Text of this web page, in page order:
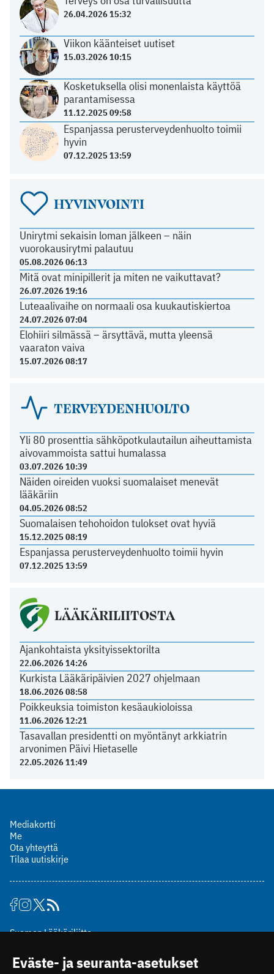
26.04.2026 15:32
Viikon käänteiset uutiset
15.03.2026 10:15
Kosketuksella olisi monenlaista käyttöä
parantamisessa
11.12.2025 09:58
Espanjassa perusterveydenhuolto toimii
hyvin
07.12.2025 13:59
HYVINVOINTI
Unirytmi sekaisin loman jälkeen – näin
vuorokausirytmi palautuu
05.08.2026 06:13
Mitä ovat minipillerit ja miten ne vaikuttavat?
26.07.2026 19:16
Luteaalivaihe on normaali osa kuukautiskiertoa
24.07.2026 07:04
Elohiiri silmässä – ärsyttävä, mutta yleensä
vaaraton vaiva
15.07.2026 08:17
TERVEYDENHUOLTO
Yli 80 prosenttia sähköpotkulautailun aiheuttamista
aivovammoista sattui humalassa
03.07.2026 10:39
Näiden oireiden vuoksi suomalaiset menevät
lääkäriin
04.05.2026 08:52
Suomalaisen tehohoidon tulokset ovat hyviä
15.12.2025 08:19
Espanjassa perusterveydenhuolto toimii hyvin
07.12.2025 13:59
LÄÄKÄRILIITOSTA
Ajankohtaista yksityissektorilta
22.06.2026 14:26
Kurkista Lääkäripäivien 2027 ohjelmaan
18.06.2026 08:58
Poikkeuksia toimiston kesäaukioloissa
11.06.2026 12:21
Tasavallan presidentti on myöntänyt arkkiatrin
arvonimen Päivi Hietaselle
22.05.2026 11:49
Mediakortti
Me
Ota yhteyttä
Tilaa uutiskirje
Suomen Lääkäriliitto
00510 Helsinki
Eväste- ja seuranta-asetukset